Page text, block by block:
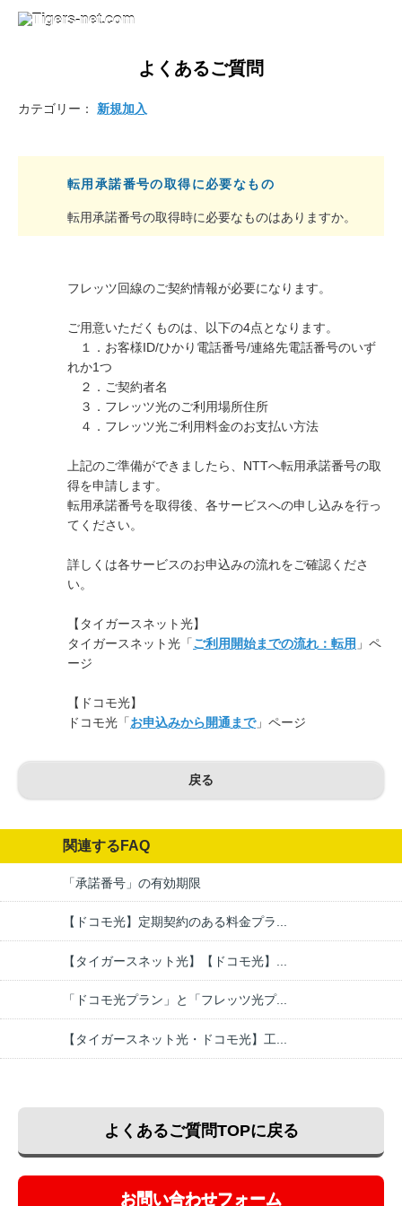
よくあるご質問
転用承諾番号の取得に必要なもの
転用承諾番号の取得時に必要なものはありますか。
カテゴリー： 新規加入
フレッツ回線のご契約情報が必要になります。
ご用意いただくものは、以下の4点となります。
１．お客様ID/ひかり電話番号/連絡先電話番号のいず
れか1つ
２．ご契約者名
３．フレッツ光のご利用場所住所
４．フレッツ光ご利用料金のお支払い方法
上記のご準備ができましたら、NTTへ転用承諾番号の取
得を申請します。
転用承諾番号を取得後、各サービスへの申し込みを行っ
てください。
詳しくは各サービスのお申込みの流れをご確認くださ
い。
【タイガースネット光】
タイガースネット光「ご利用開始までの流れ：転用 」ペ
ージ
【ドコモ光】
ドコモ光「お申込みから開通まで」ページ
戻る
関連するFAQ
「承諾番号」の有効期限
【ドコモ光】定期契約のある料金プラ...
【タイガースネット光】【ドコモ光】...
「ドコモ光プラン」と「フレッツ光プ...
【タイガースネット光・ドコモ光】工...
よくあるご質問TOPに戻る
お問い合わせフォーム